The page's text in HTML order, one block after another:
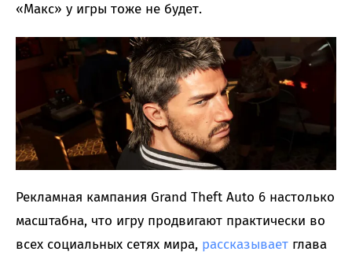
«Макс» у игры тоже не будет.
Рекламная кампания Grand Theft Auto 6 настолько
масштабна, что игру продвигают практически во
всех социальных сетях мира, рассказывает глава